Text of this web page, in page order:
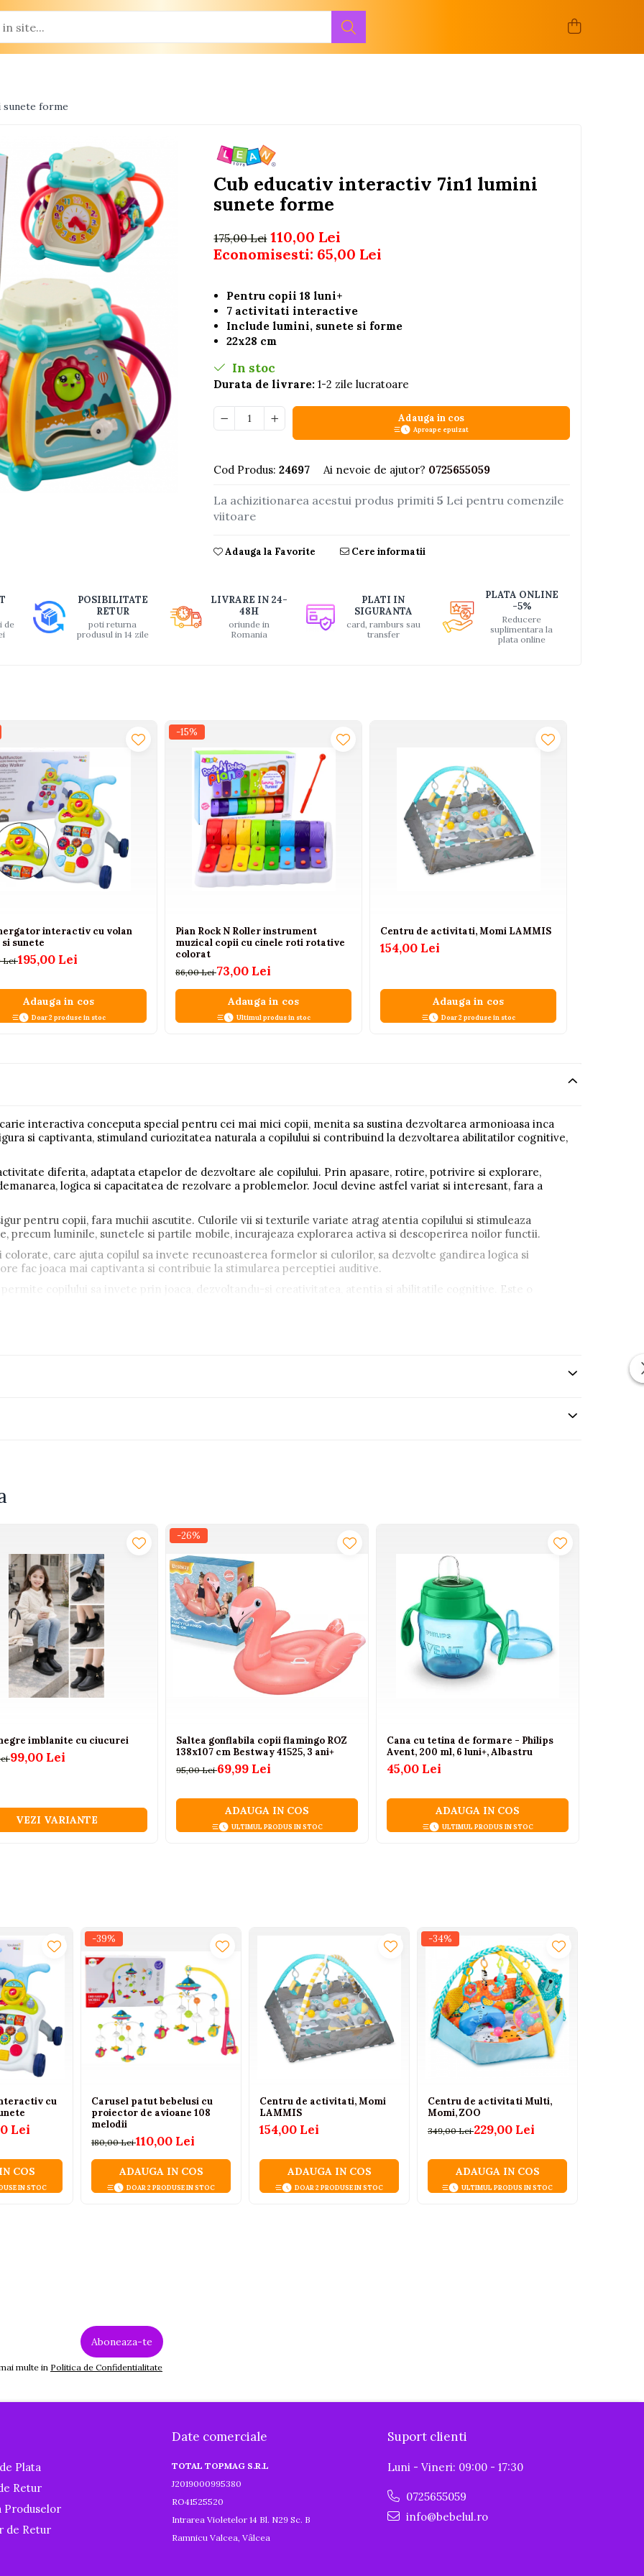
sunete forme
Cub educativ interactiv 7in1 lumini
sunete forme
175,00 Lei 110,00 Lei
Economisesti: 65,00 Lei
Pentru copii 18 luni+
7 activitati interactive
Include lumini, sunete si forme
22x28 cm
In stoc
Durata de livrare: 1-2 zile lucratoare
Adauga in cos
Aproape epuizat
Cod Produs: 24697 Ai nevoie de ajutor? 0725655059
La achizitionarea acestui produs primiti5 Lei pentru comenzile
viitoare
Adauga la Favorite Cere informatii
de
POSIBILITATE
RETUR
poti returna
produsul in 14 zile
LIVRARE IN 24-
48H
oriunde in
Romania
PLATI IN
SIGURANTA
card, ramburs sau
transfer
PLATA ONLINE
-5%
Reducere
suplimentara la
plata online
interactiv cu volan
sunete
Lei195,00 Lei
Adauga in cos
Doar 2 produse in stoc
-15%
Pian Rock N Roller instrument
muzical copii cu cinele roti rotative
colorat
86,00 Lei73,00 Lei
Adauga in cos
Ultimul produs in stoc
Centru de activitati, Momi LAMMIS
154,00 Lei
Adauga in cos
Doar 2 produse in stoc
interactiva conceputa special pentru cei mai mici copii, menita sa sustina dezvoltarea armonioasa inca
si captivanta, stimuland curiozitatea naturala a copilului si contribuind la dezvoltarea abilitatilor cognitive,
diferita, adaptata etapelor de dezvoltare ale copilului. Prin apasare, rotire, potrivire si explorare,
logica si capacitatea de rezolvare a problemelor. Jocul devine astfel variat si interesant, fara a
pentru copii, fara muchii ascutite. Culorile vii si texturile variate atrag atentia copilului si stimuleaza
precum luminile, sunetele si partile mobile, incurajeaza explorarea activa si descoperirea noilor functii.
care ajuta copilul sa invete recunoasterea formelor si culorilor, sa dezvolte gandirea logica si
fac joaca mai captivanta si contribuie la stimularea perceptiei auditive.
copilului sa invete prin joaca, dezvoltandu-si creativitatea, atentia si abilitatile cognitive. Este o
educativa, durabila si sigura, care sa creasca odata cu copilul si sa ofere multe ore de joaca educativa.
de forme
sub 18 luni.
imblanite cu ciucurei
99,00 Lei
VEZI VARIANTE
-26%
Saltea gonflabila copii flamingo ROZ
138x107 cm Bestway 41525, 3 ani+
95,00 Lei69,99 Lei
ADAUGA IN COS
ULTIMUL PRODUS IN STOC
Cana cu tetina de formare - Philips
Avent, 200 ml, 6 luni+, Albastru
45,00 Lei
ADAUGA IN COS
ULTIMUL PRODUS IN STOC
cu
Lei
COS
IN STOC
-39%
Carusel patut bebelusi cu
proiector de avioane 108
melodii
180,00 Lei110,00 Lei
ADAUGA IN COS
DOAR 2 PRODUSE IN STOC
Centru de activitati, Momi
LAMMIS
154,00 Lei
ADAUGA IN COS
DOAR 2 PRODUSE IN STOC
-34%
Centru de activitati Multi,
Momi, ZOO
349,00 Lei229,00 Lei
ADAUGA IN COS
ULTIMUL PRODUS IN STOC
multe in Politica de Confidentialitate
Plata
Retur
Produselor
de Retur
Date comerciale
TOTAL TOPMAG S.R.L
J2019000995380
RO41525520
Intrarea Violetelor 14 Bl. N29 Sc. B
Ramnicu Valcea, Vâlcea
Suport clienti
Luni - Vineri: 09:00 - 17:30
0725655059
info@bebelul.ro